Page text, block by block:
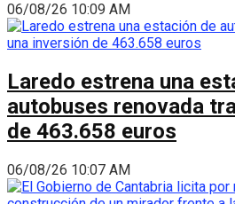
06/08/26 10:09 AM
Laredo estrena una
autobuses renovada
de 463.658 euros
06/08/26 10:07 AM